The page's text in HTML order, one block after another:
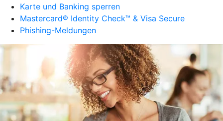
Karte und Banking sperren
Mastercard® Identity Check™ & Visa Secure
Phishing-Meldungen